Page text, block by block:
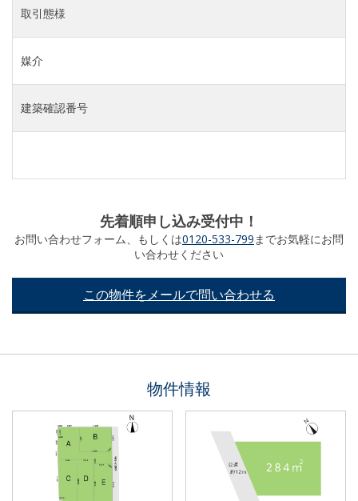
取引態様
媒介
建築確認番号
先着順申し込み受付中！
お問い合わせフォーム、もしくは0120-533-799までお気軽にお問
い合わせください
この物件をメールで問い合わせる
物件情報